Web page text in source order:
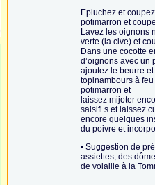
Epluchez et
potimarron et
Lavez les oignons
verte (la cive) et
Dans une cocotte
d’oignons avec un
ajoutez le beurre
topinambours à
potimarron et
laissez mijoter
salsifi s et laissez
encore quelques
du poivre et
• Suggestion de
assiettes, des
de volaille à la